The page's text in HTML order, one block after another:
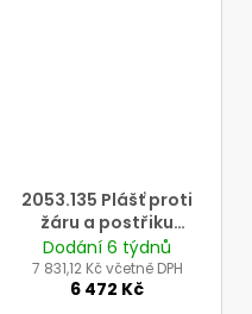
2053.135 Plášť proti
žáru a postřiku
taveninou
chirurgického střihu
se zapínáním vzadu,
Dodání 6 týdnů
7 831,12 Kč včetně DPH
6 472 Kč